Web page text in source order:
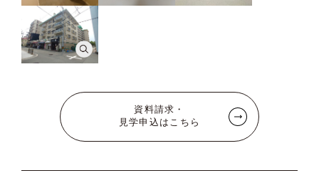
資料請求・
見学申込はこちら